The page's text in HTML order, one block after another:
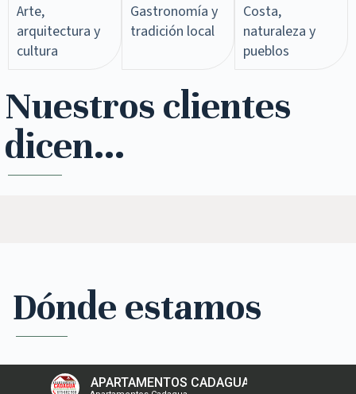
Arte,
arquitectura y
cultura
Gastronomía y
tradición local
Costa,
naturaleza y
pueblos
Nuestros clientes
dicen...
Dónde estamos